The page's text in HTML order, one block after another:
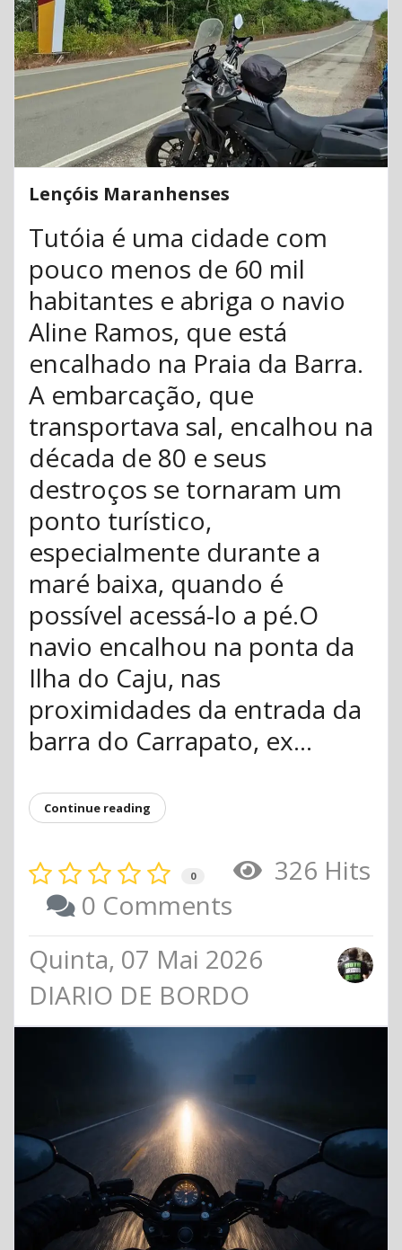
Lençóis Maranhenses
Tutóia é uma cidade com
pouco menos de 60 mil
habitantes e abriga o navio
Aline Ramos, que está
encalhado na Praia da Barra.
A embarcação, que
transportava sal, encalhou na
década de 80 e seus
destroços se tornaram um
ponto turístico,
especialmente durante a
maré baixa, quando é
possível acessá-lo a pé.O
navio encalhou na ponta da
Ilha do Caju, nas
proximidades da entrada da
barra do Carrapato, ex...
Continue reading
0
326 Hits
0 Comments
Quinta, 07 Mai 2026
DIARIO DE BORDO